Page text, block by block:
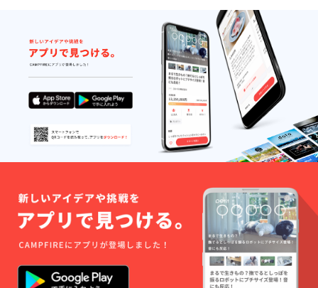
しま
す。
※LINE
を使っ
て活動
レポー
ト提出
できる
主体性
のある
方。あ
なたか
らのア
ウト
ンで
す。
●【特典
３】
「秘密
の２億
稼ぐ高
速読書
～会員
です。
たった
１回の
セミ
ナーで
成功マ
インド
が根付
くこと
はあり
ませ
ん。週
１回、
高速で
ぐメン
ターと
して、
あなた
の人生
を変え
るお手
伝いを
しま
す。ご
了承下
さい。
●【特典
３】
６ヶ月
間、毎
日LINE
で上岡
とやり
とりで
きま
す。※ほ
ぼ毎
LINEで
コーチ
ングの
進捗を
報告で
きる
方。
●【特典
４】あ